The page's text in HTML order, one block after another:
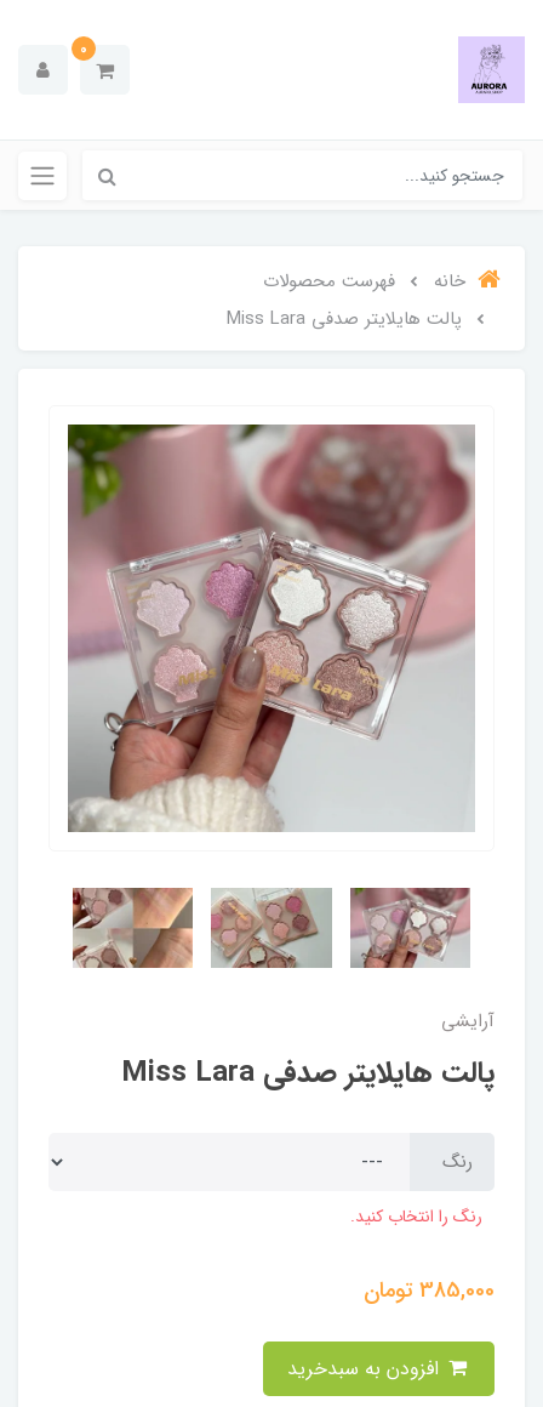
0
خانه
فهرست محصولات
پالت هایلایتر صدفی Miss Lara
آرایشی
پالت هایلایتر صدفی Miss Lara
رنگ
رنگ را انتخاب کنید.
385,000تومان